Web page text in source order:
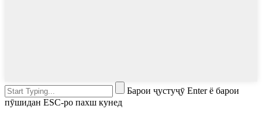
Барои ҷустуҷӯ Enter ё барои
пӯшидан ESC-ро пахш кунед